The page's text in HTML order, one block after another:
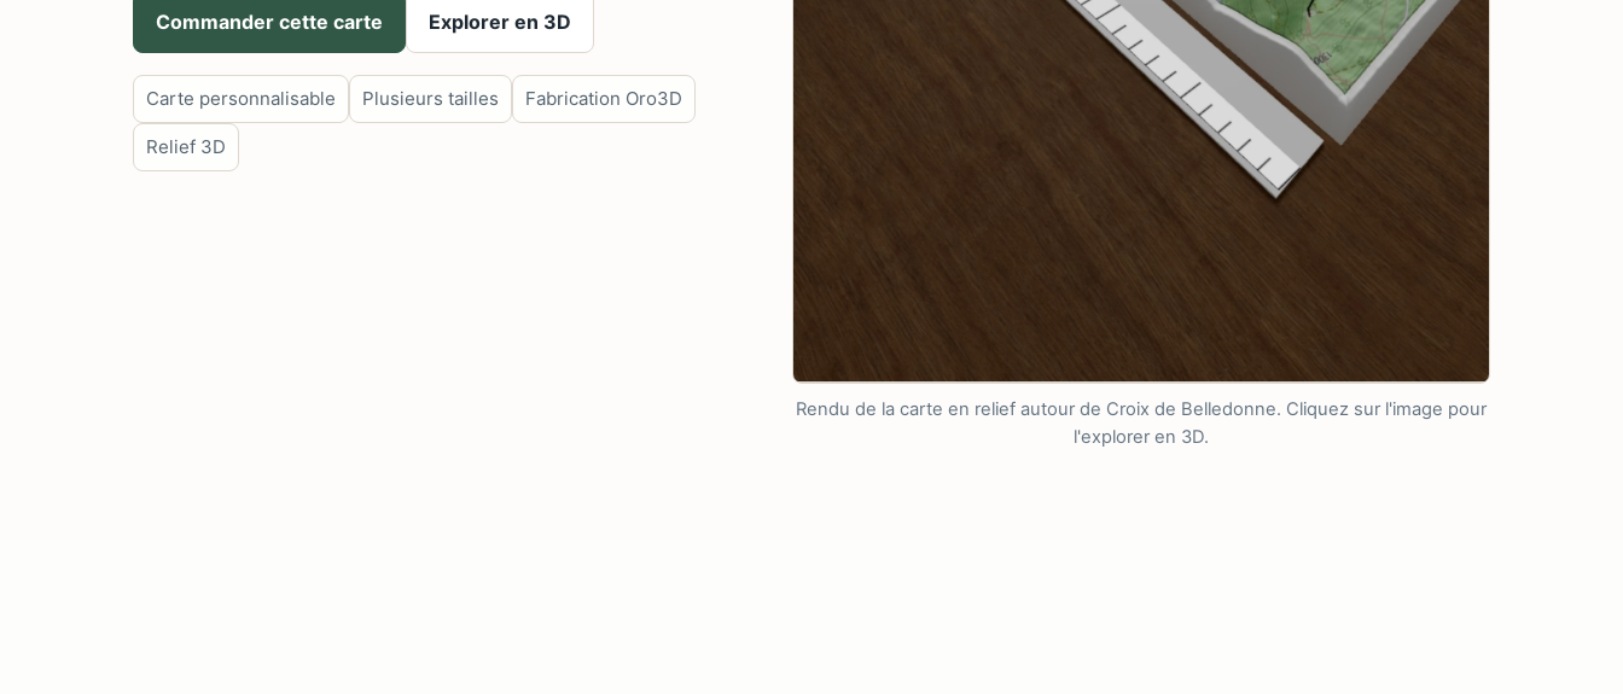
Commander cette carte Explorer en 3D
Carte personnalisable Plusieurs tailles Fabrication Oro3D
Relief 3D
Rendu de la carte en relief autour de Croix de Belledonne. Cliquez sur l'image pour
l'explorer en 3D.